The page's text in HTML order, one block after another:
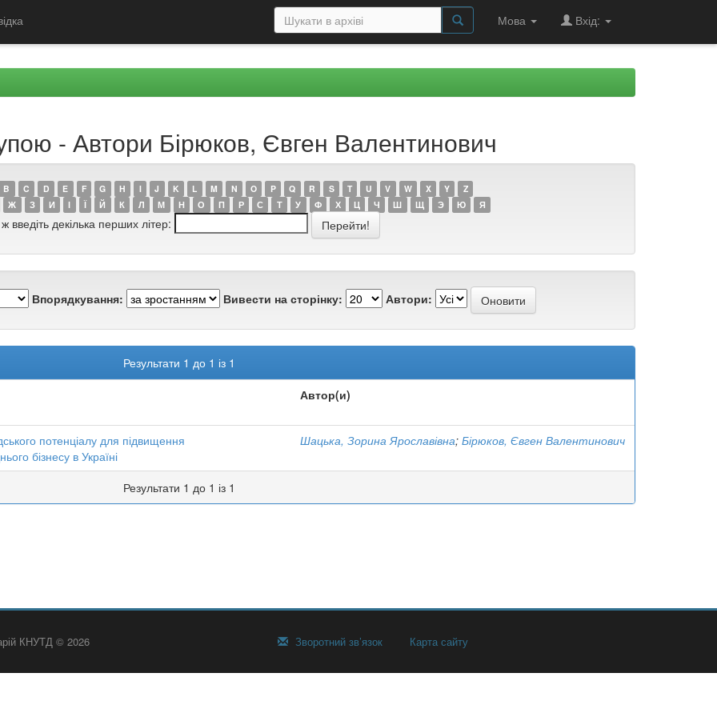
Мова Вхід:
- Автори Бірюков, Євген Валентинович
B C D E F G H I J K L M N O P Q R S T U V W X Y
Z
Ж З И І Ї Й К Л М Н О П Р С Т У Ф Х Ц Ч Ш Щ Э Ю Я
введіть декілька перших літер:
Впорядкування: Вивести на сторінку: Автори:
Результати 1 до 1 із 1
Автор(и)
потенціалу для підвищення
бізнесу в Україні
Шацька, Зорина Ярославівна; Бірюков, Євген Валентинович
Результати 1 до 1 із 1
КНУТД © 2026 Зворотний зв’язок Карта сайту